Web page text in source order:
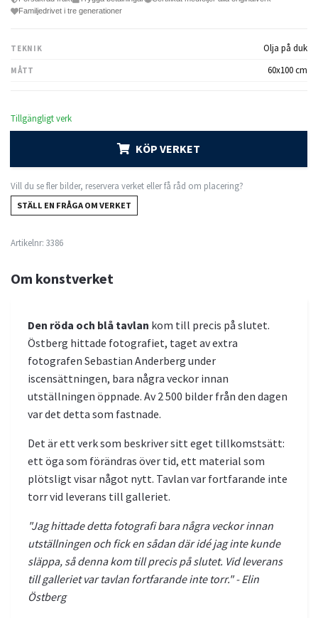
Familjedrivet i tre generationer
TEKNIK Olja på duk
MÅTT 60x100 cm
Tillgängligt verk
KÖP VERKET
Vill du se fler bilder, reservera verket eller få råd om placering?
STÄLL EN FRÅGA OM VERKET
Artikelnr: 3386
Om konstverket
Den röda och blå tavlan kom till precis på slutet.
Östberg hittade fotografiet, taget av extra
fotografen Sebastian Anderberg under
iscensättningen, bara några veckor innan
utställningen öppnade. Av 2 500 bilder från den dagen
var det detta som fastnade.
Det är ett verk som beskriver sitt eget tillkomstsätt:
ett öga som förändras över tid, ett material som
plötsligt visar något nytt. Tavlan var fortfarande inte
torr vid leverans till galleriet.
"Jag hittade detta fotografi bara några veckor innan
utställningen och fick en sådan där idé jag inte kunde
släppa, så denna kom till precis på slutet. Vid leverans
till galleriet var tavlan fortfarande inte torr." - Elin
Östberg